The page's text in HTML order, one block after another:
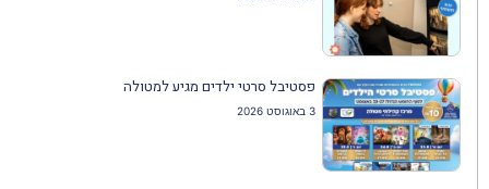
פסטיבל סרטי ילדים מגיע למטולה
3 באוגוסט 2026